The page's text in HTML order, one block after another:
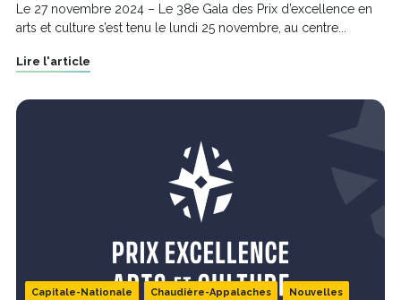
Le 27 novembre 2024 – Le 38e Gala des Prix d’excellence en
arts et culture s’est tenu le lundi 25 novembre, au centre...
Lire l'article
Capitale-Nationale Chaudière-Appalaches Nouvelles